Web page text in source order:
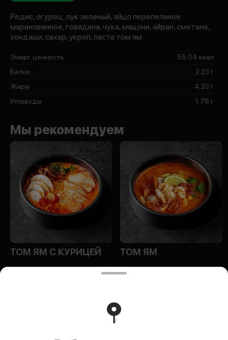
Редис, огурец, лук зеленый, яйцо перепелиное
маринованное, говядина, чука, мацони, айран, сметана,
хондаши, сахар, укроп, паста том ям
Энерг. ценность
55.04 ккал
Белки
2.23 г
Жиры
4.33 г
Углеводы
1.78 г
Мы рекомендуем
ТОМ ЯМ С КУРИЦЕЙ ТОМ ЯМ
ИП Эм Ольга Алексеевна